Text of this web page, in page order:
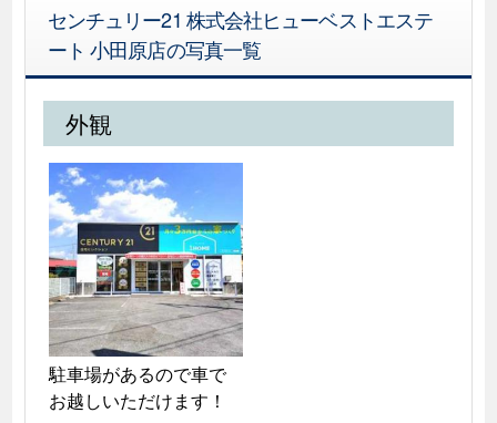
センチュリー21 株式会社ヒューベストエステ
ート 小田原店の写真一覧
外観
駐車場があるので車で
お越しいただけます！